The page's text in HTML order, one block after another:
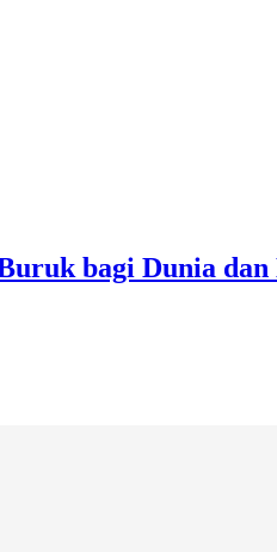
bagi Dunia dan